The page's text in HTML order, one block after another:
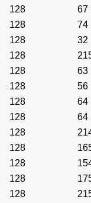
128
67
128
74
128
32
128
128
63
128
56
128
64
128
64
128
128
128
128
128